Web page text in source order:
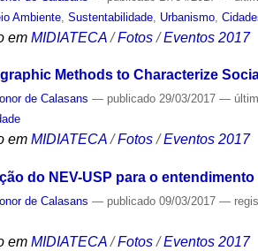
Ambiente ,Sustentabilidade Urbanismo ,
em MIDIATECA /Fotos /Eventos 2017
Methods to Characterize
de Calasans — publicado 29/03/2017—
em MIDIATECA /Fotos /Eventos 2017
do NEV-USP para o
de Calasans — publicado 09/03/2017—
em MIDIATECA /Fotos /Eventos 2017